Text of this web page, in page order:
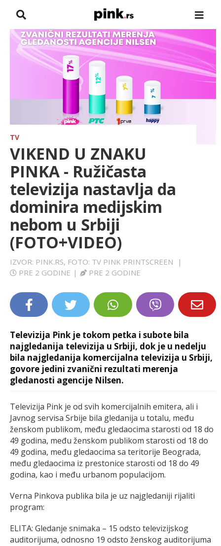
NASLOVNA
VESTI
HRONIKA
FARMERI
SPORT
LIFESTYLE
EXTRA
TV
VIKEND U ZNAKU
PINKA - Ružičasta
televizija nastavlja da
dominira medijskim
nebom u Srbiji
(FOTO+VIDEO)
IZVOR: PINK.RS, FOTO: TV PINK PRINTSCREEN
|
PRE 2 GODINE | PRE 2 GODINE
Televizija Pink je tokom petka i subote bila
najgledanija televizija u Srbiji, dok je u nedelju
bila najgledanija komercijalna televizija u Srbiji,
govore jedini zvanični rezultati merenja
gledanosti agencije Nilsen.
Televizija Pink je od svih komercijalnih emitera, ali i
Javnog servisa Srbije bila gledanija u totalu, među
ženskom publikom, među gledaocima starosti od 18 do
49 godina, među ženskom publikom starosti od 18 do
49 godina, među gledaocima sa teritorije Beograda,
među gledaocima iz prestonice starosti od 18 do 49
godina, kao i među urbanom populacijom.
Verna Pinkova publika bila je uz najgledaniji rijaliti
program:
ELITA: Gledanje snimaka – 15 odsto televizijskog
auditorijuma, odnosno 19 odsto ženskog auditorijuma